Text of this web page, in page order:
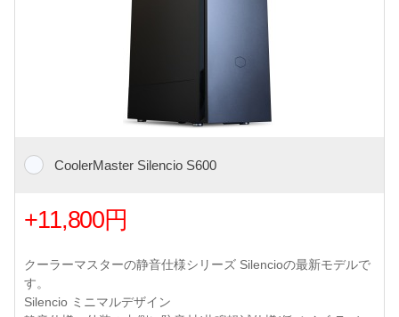
CoolerMaster Silencio S600
+11,800円
クーラーマスターの静音仕様シリーズ Silencioの最新モデルで
す。
Silencio ミニマルデザイン